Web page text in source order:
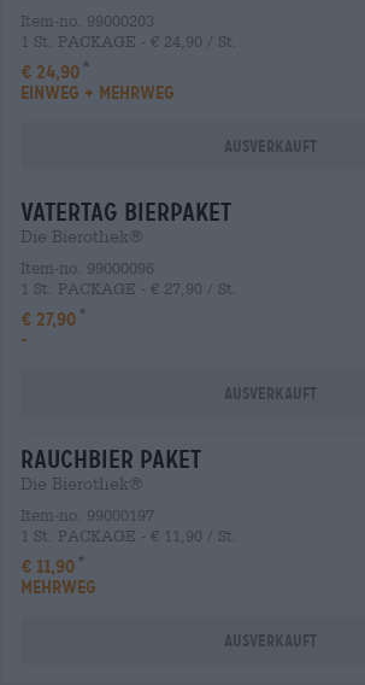
Item-no. 99000203
1 St. PACKAGE - € 24,90 / St.
€ 24,90
EINWEG + MEHRWEG
Ausverkauft
vatertag Bierpaket
Die Bierothek®
Item-no. 99000096
1 St. PACKAGE - € 27,90 / St.
€ 27,90
-
Ausverkauft
rauchbier Paket
Die Bierothek®
Item-no. 99000197
1 St. PACKAGE - € 11,90 / St.
€ 11,90
MEHRWEG
Ausverkauft